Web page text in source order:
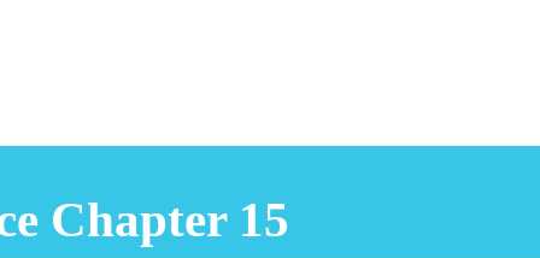
Chapter 15